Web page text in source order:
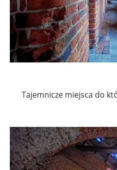
Tajemnicze miejsca do